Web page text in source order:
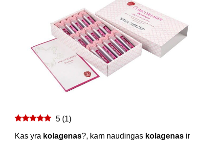
5 (1)
Kas yra kolagenas?, kam naudingas kolagenas ir